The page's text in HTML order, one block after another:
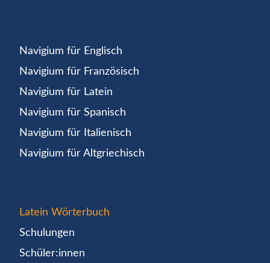
Navigium für Englisch
Navigium für Französisch
Navigium für Latein
Navigium für Spanisch
Navigium für Italienisch
Navigium für Altgriechisch
Latein Wörterbuch
Schulungen
Schüler:innen